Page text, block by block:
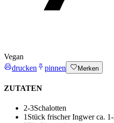
Vegan
drucken
pinnen Merken
ZUTATEN
2-3Schalotten
1 Stück frischer Ingwer ca.